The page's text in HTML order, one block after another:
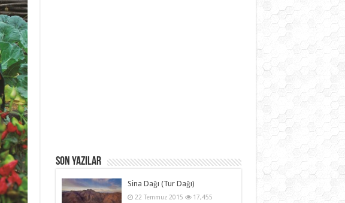
Son Yazılar
Sina Dağı (Tur Dağı)
22 Temmuz 2015 17,455